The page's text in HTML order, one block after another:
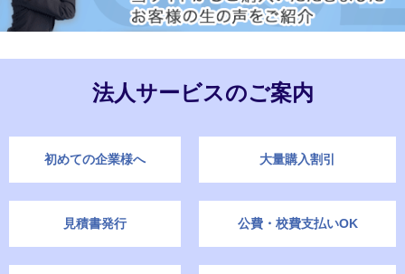
法人サービスのご案内
初めての企業様へ 大量購入割引
見積書発行 公費・校費支払いOK